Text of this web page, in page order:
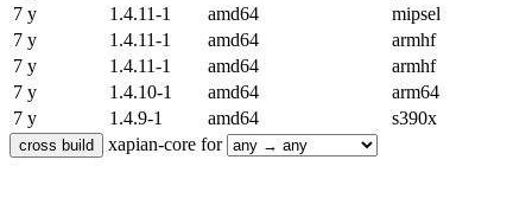
7 y
1.4.11-1 amd64
mipsel
7 y
1.4.11-1 amd64
armhf
7 y
1.4.11-1 amd64
armhf
7 y
1.4.10-1 amd64
arm64
7 y
1.4.9-1 amd64
s390x
xapian-core for